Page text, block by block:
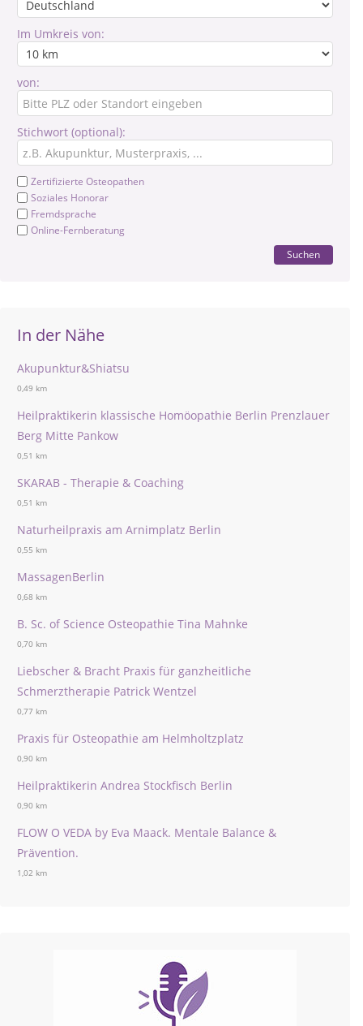
Im Umkreis von:
von:
Stichwort (optional):
Zertifizierte Osteopathen
Soziales Honorar
Fremdsprache
Online-Fernberatung
Suchen
In der Nähe
Akupunktur&Shiatsu
0,49 km
Heilpraktikerin klassische Homöopathie Berlin Prenzlauer
Berg Mitte Pankow
0,51 km
SKARAB - Therapie & Coaching
0,51 km
Naturheilpraxis am Arnimplatz Berlin
0,55 km
MassagenBerlin
0,68 km
B. Sc. of Science Osteopathie Tina Mahnke
0,70 km
Liebscher & Bracht Praxis für ganzheitliche
Schmerztherapie Patrick Wentzel
0,77 km
Praxis für Osteopathie am Helmholtzplatz
0,90 km
Heilpraktikerin Andrea Stockfisch Berlin
0,90 km
FLOW O VEDA by Eva Maack. Mentale Balance &
Prävention.
1,02 km